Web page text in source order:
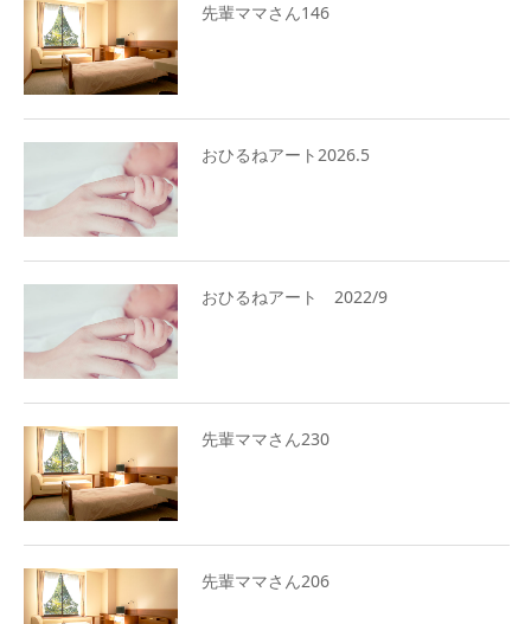
先輩ママさん146
おひるねアート2026.5
おひるねアート 2022/9
先輩ママさん230
先輩ママさん206